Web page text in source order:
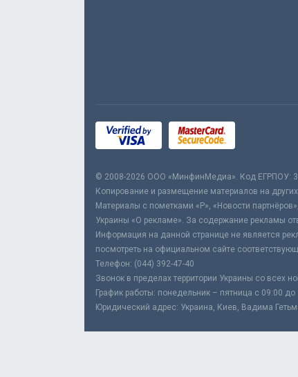
© 2008-2026 ООО «МинфинМедиа». Код ЕГРПОУ:
Копирование и размещение материалов на
Материалы с пометками «Р», «Новости
Украины «О рекламе». За содержание рекламы
Информация на данной странице не является
посмотреть на официальном сайте
Телефон: (044) 392-47-40
Звонок в пределах территории Украины со всех
График работы: понедельник – пятница с 09:00 до
Юридический адрес: Украина, Киев, Вадима